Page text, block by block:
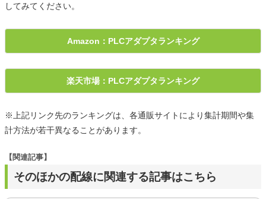
してみてください。
Amazon：PLCアダプタランキング
楽天市場：PLCアダプタランキング
※上記リンク先のランキングは、各通販サイトにより集計期間や集
計方法が若干異なることがあります。
そのほかの配線に関連する記事はこちら
【関連記事】